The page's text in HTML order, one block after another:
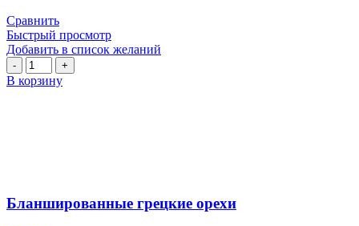
Сравнить
Быстрый просмотр
Добавить в список желаний
Количество
товара
Бланшированные
В корзину
Бланшированные грецкие орехи